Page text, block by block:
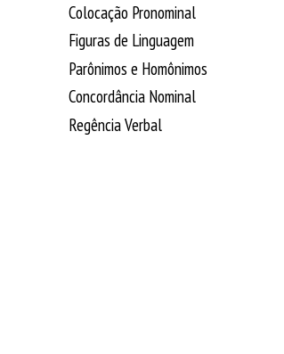
Colocação Pronominal
Figuras de Linguagem
Parônimos e Homônimos
Concordância Nominal
Regência Verbal